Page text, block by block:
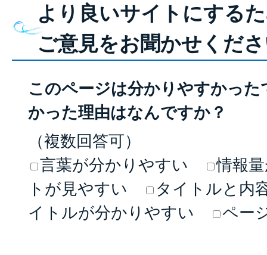
より良いサイトにする
ご意見をお聞かせくだ
このページは分かりやすかっ
かった理由はなんですか？
（複数回答可）
言葉が分かりやすい
情報
トが見やすい
タイトルと内
イトルが分かりやすい
ペー